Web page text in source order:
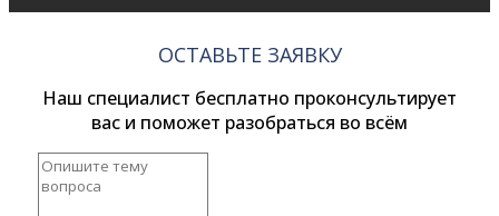
ОСТАВЬТЕ ЗАЯВКУ
Наш специалист бесплатно проконсультирует
вас и поможет разобраться во всём